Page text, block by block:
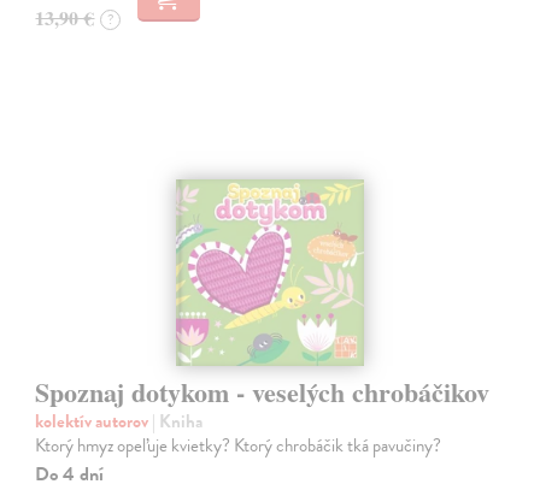
13,90 € ?
Spoznaj dotykom - veselých chrobáčikov
kolektív autorov| Kniha
Ktorý hmyz opeľuje kvietky? Ktorý chrobáčik tká pavučiny?
Do 4 dní